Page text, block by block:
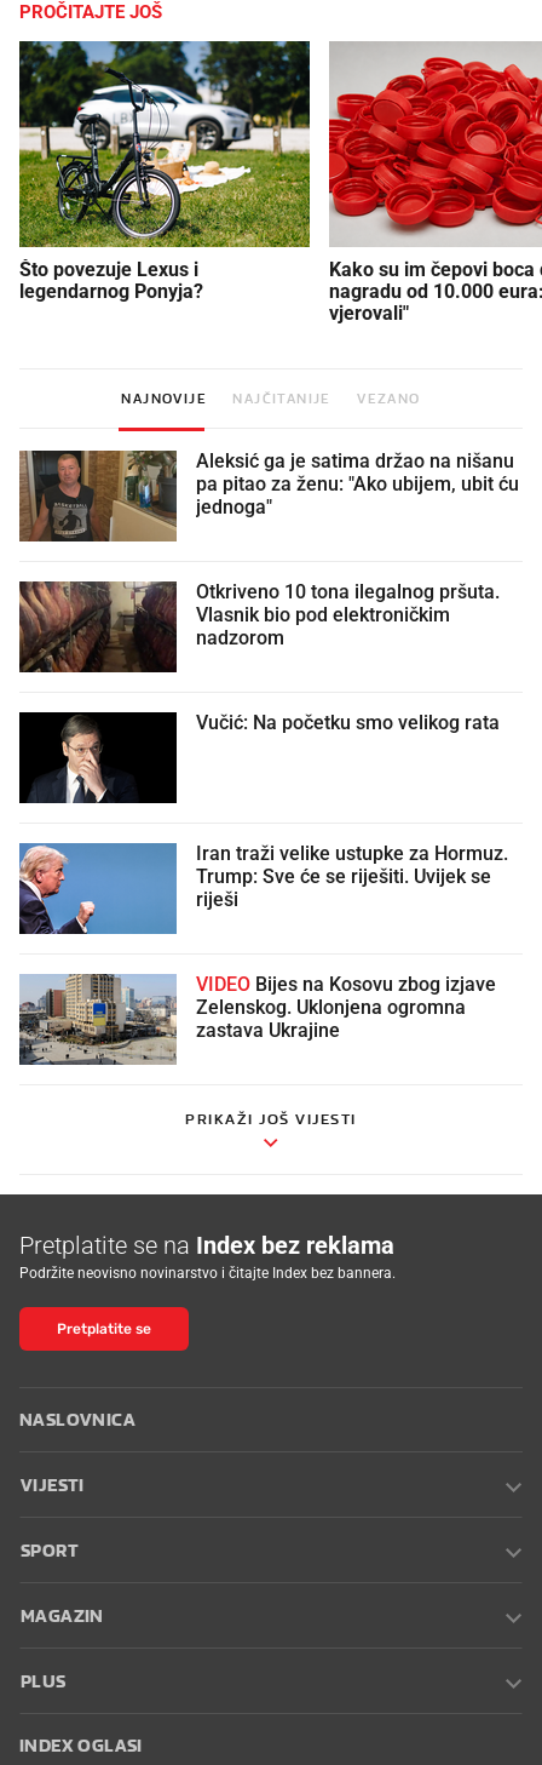
PROČITAJTE JOŠ
Što povezuje Lexus i
legendarnog Ponyja?
Kako su im čepovi boca
nagradu od 10.000
vjerovali"
NAJNOVIJE NAJČITANIJE VEZANO
Aleksić ga je satima držao na nišanu
pa pitao za ženu: "Ako ubijem, ubit ću
jednoga"
Otkriveno 10 tona ilegalnog pršuta.
Vlasnik bio pod elektroničkim
nadzorom
Vučić: Na početku smo velikog rata
Iran traži velike ustupke za Hormuz.
Trump: Sve će se riješiti. Uvijek se
riješi
VIDEO
Zelenskog. Uklonjena ogromna
zastava Ukrajine
PRIKAŽI JOŠ VIJESTI
Pretplatite se na Index bez reklama
Podržite neovisno novinarstvo i čitajte Index bez bannera.
Pretplatite se
NASLOVNICA
VIJESTI
SPORT
MAGAZIN
PLUS
INDEX OGLASI